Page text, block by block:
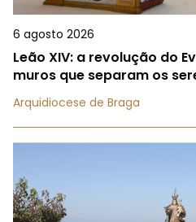
6 agosto 2026
Leão XIV: a revolução do
muros que separam os
Arquidiocese de Braga